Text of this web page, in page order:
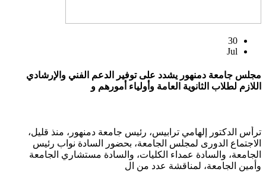
30
Jul
مجلس جامعة دمنهور يشدد على توفير الدعم الفني والإرشادي
اللازم لطلاب الثانوية العامة وأولياء أمورهم و
ترأس الدكتور إلهامي ترابيس، رئيس جامعة دمنهور، منذ قليل،
الاجتماع الدورى لمجلس الجامعة، بحضور السادة نواب رئيس
الجامعة، والسادة عمداء الكليات، والسادة مستشاري الجامعة
وأمين الجامعة، لمناقشة عدد من ال